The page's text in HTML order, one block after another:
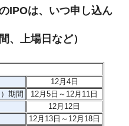
IPOは、いつ申し込ん
、上場日など）
12月4日
期間
12月5日～12月11日
12月12日
12月13日～12月18日